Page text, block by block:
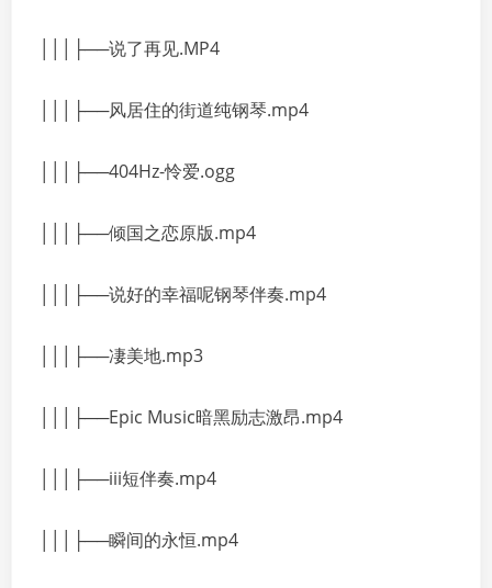
│││├──说了再见.MP4
│││├──风居住的街道纯钢琴.mp4
│││├──404Hz-怜爱.ogg
│││├──倾国之恋原版.mp4
│││├──说好的幸福呢钢琴伴奏.mp4
│││├──凄美地.mp3
│││├──Epic Music暗黑励志激昂.mp4
│││├──iii短伴奏.mp4
│││├──瞬间的永恒.mp4